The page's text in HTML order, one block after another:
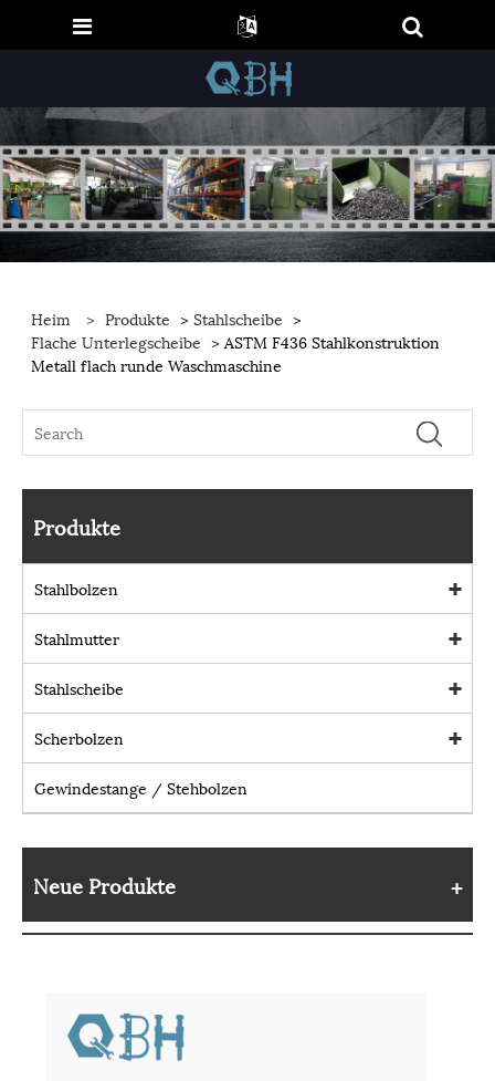
Heim > Produkte >Stahlscheibe >
Flache Unterlegscheibe > ASTM F436 Stahlkonstruktion
Metall flach runde Waschmaschine
Produkte
Stahlbolzen
Stahlmutter
Stahlscheibe
Scherbolzen
Gewindestange / Stehbolzen
Neue Produkte